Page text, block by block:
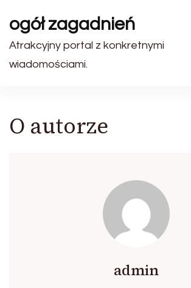
ogół zagadnień
Atrakcyjny portal z konkretnymi
wiadomościami.
O autorze
admin